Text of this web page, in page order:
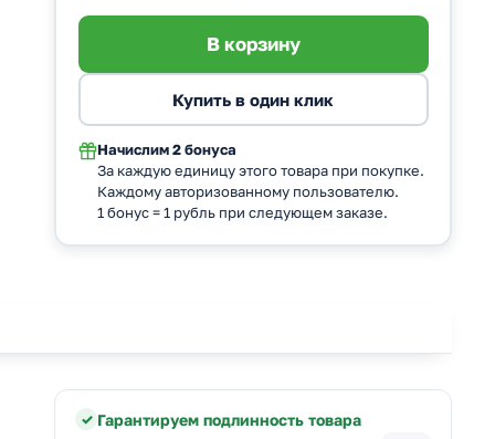
Начислим 2 бонуса
За каждую единицу этого товара при покупке.
Каждому авторизованному пользователю.
1 бонус = 1 рубль при следующем заказе.
Гарантируем подлинность товара